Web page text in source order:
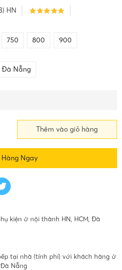
HN
750 800 900
Đà Nẵng
Thêm vào giỏ hàng
Ngay
kiện ở nội thành HN, HCM, Đà
tại nhà (tính phí) với khách hàng ở
Nẵng